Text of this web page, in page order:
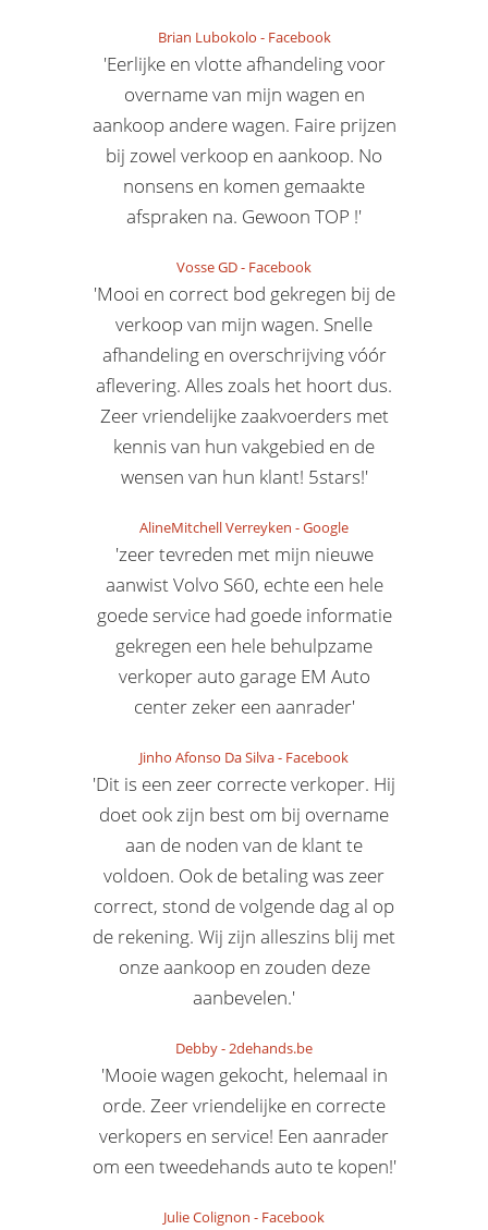
Brian Lubokolo - Facebook
'Eerlijke en vlotte afhandeling voor
overname van mijn wagen en
aankoop andere wagen. Faire prijzen
bij zowel verkoop en aankoop. No
nonsens en komen gemaakte
afspraken na. Gewoon TOP !'
Vosse GD- Facebook
'Mooi en correct bod gekregen bij de
verkoop van mijn wagen. Snelle
afhandeling en overschrijving vóór
aflevering. Alles zoals het hoort dus.
Zeer vriendelijke zaakvoerders met
kennis van hun vakgebied en de
wensen van hun klant! 5stars!'
AlineMitchell Verreyken -Google
'zeer tevreden met mijn nieuwe
aanwist Volvo S60, echte een hele
goede service had goede informatie
gekregen een hele behulpzame
verkoper auto garage EM Auto
center zeker een aanrader'
Jinho Afonso Da Silva- Facebook
'Dit is een zeer correcte verkoper. Hij
doet ook zijn best om bij overname
aan de noden van de klant te
voldoen. Ook de betaling was zeer
correct, stond de volgende dag al op
de rekening. Wij zijn alleszins blij met
onze aankoop en zouden deze
aanbevelen.'
Debby-2dehands.be
'Mooie wagen gekocht, helemaal in
orde. Zeer vriendelijke en correcte
verkopers en service! Een aanrader
om een tweedehands auto te kopen!'
Julie Colignon - Facebook